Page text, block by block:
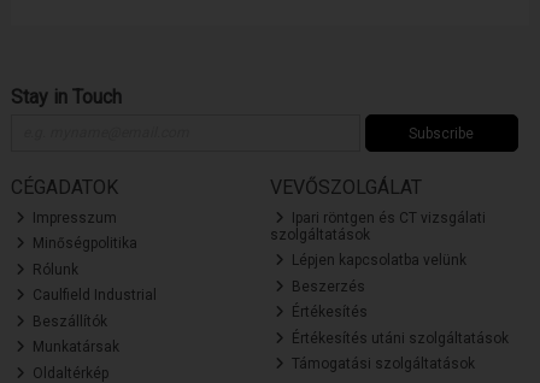
Stay in Touch
Subscribe
CÉGADATOK
Impresszum
Minőségpolitika
Rólunk
Caulfield Industrial
Beszállítók
Munkatársak
Oldaltérkép
VEVŐSZOLGÁLAT
Ipari röntgen és CT vizsgálati
szolgáltatások
Lépjen kapcsolatba velünk
Beszerzés
Értékesítés
Értékesítés utáni szolgáltatások
Támogatási szolgáltatások